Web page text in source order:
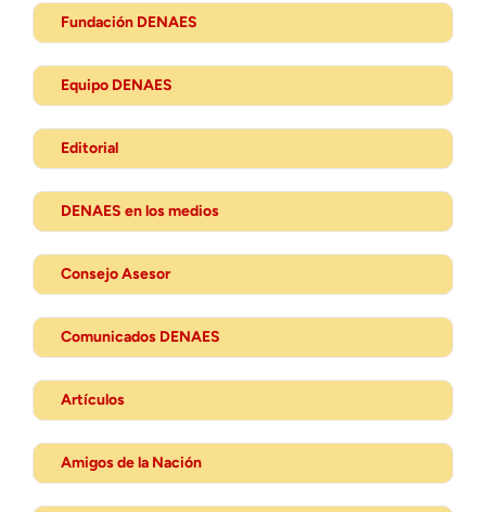
Fundación DENAES
Equipo DENAES
Editorial
DENAES en los medios
Consejo Asesor
Comunicados DENAES
Artículos
Amigos de la Nación